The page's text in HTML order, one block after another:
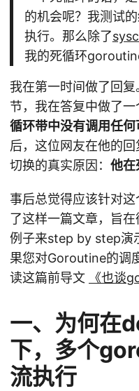
的机会呢？我测试
执行。那么除了
我的死循环
我在第一时间做了回
节，我在答复中做了一
循环带中没有调用任
后，这位网友在他的
切换的真实原因： 他
事后总觉得应该针对
了这样一篇文章，旨
例子来step by step演
果您对Goroutine的调
读这篇前导文
《也谈
一、为何在
下，多个
流执行